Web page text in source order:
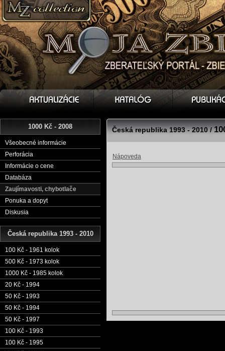
1000 Kč - 2008
Všeobecné informácie
Perforácia
Informácie o cene
Databáza
Zaujímavosti, chybotlače
Ponuka a dopyt
Diskusia
Česká republika 1993 - 2010
100 Kč - 1961 kolok
500 Kč - 1973 kolok
1000 Kč - 1985 kolok
20 Kč - 1994
50 Kč - 1993
50 Kč - 1994
50 Kč - 1997
100 Kč - 1993
100 Kč - 1995
Česká republika 1993 - 2010 /
Nápoveda